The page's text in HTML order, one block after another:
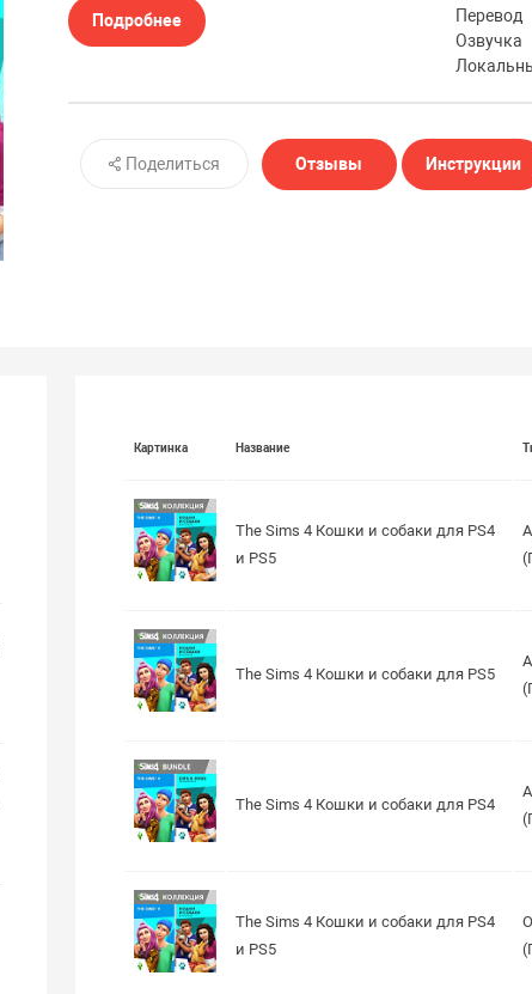
Подробнее Перевод
Озвучка
Отзывы Инструкции
Поделиться
Картинка Название
The Sims 4 Кошки и собаки для PS4
и PS5
The Sims 4 Кошки и собаки для PS5
The Sims 4 Кошки и собаки для PS4
The Sims 4 Кошки и собаки для PS4
и PS5